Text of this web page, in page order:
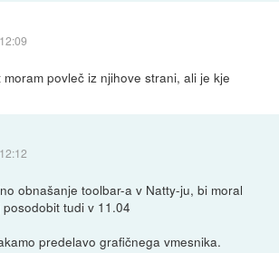
povleč iz njihove strani, ali je kje
obnašanje toolbar-a v Natty-ju, bi moral
tudi v 11.04
predelavo grafičnega vmesnika.